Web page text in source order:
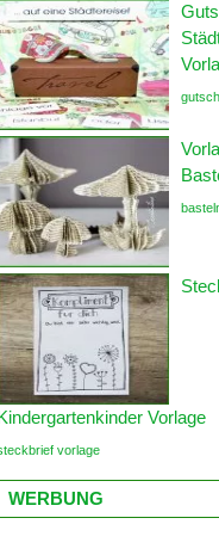
Vorlage
vorlage
WERBUNG